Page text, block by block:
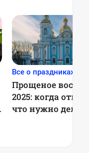
Все о праздниках
Прощеное
2025: когда
что нужно